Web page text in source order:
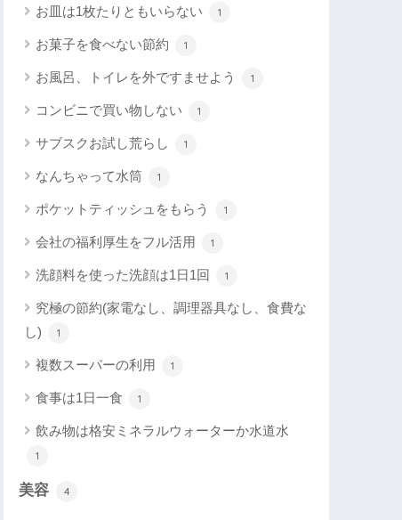
お皿は1枚たりともいらない 1
お菓子を食べない節約 1
お風呂、トイレを外ですませよう 1
コンビニで買い物しない 1
サブスクお試し荒らし 1
なんちゃって水筒 1
ポケットティッシュをもらう 1
会社の福利厚生をフル活用 1
洗顔料を使った洗顔は1日1回 1
究極の節約(家電なし、調理器具なし、食費な
し)
1
複数スーパーの利用 1
食事は1日一食 1
飲み物は格安ミネラルウォーターか水道水
1
美容 4